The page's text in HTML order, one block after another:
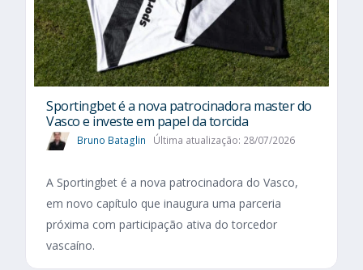
Sportingbet é a nova patrocinadora master do
Vasco e investe em papel da torcida
Bruno Bataglin Última atualização: 28/07/2026
A Sportingbet é a nova patrocinadora do Vasco,
em novo capítulo que inaugura uma parceria
próxima com participação ativa do torcedor
vascaíno.